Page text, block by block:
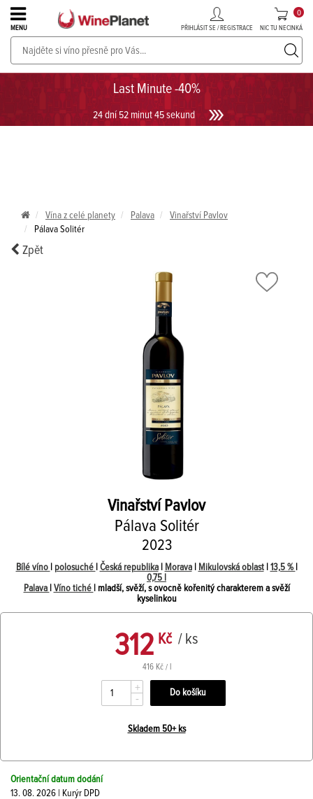
Last Minute -40%
24 dní 52 minut 45 sekund
MENU PŘIHLÁSIT SE / REGISTRACE NIC TU NECINKÁ
0
PROSECCO v akci až do -30%!UKÁZAT PROSECCO
Vína z celé planety Palava
Vinařství Pavlov
Pálava Solitér
Zpět
Vinařství Pavlov
Pálava Solitér
2023
Bílé víno polosuché Česká republika| Morava| Mikulovská oblast| 13,5 %
0,75 l
Palava
Víno tiché
| mladší, svěží, s ovocně kořenitý charakterem a svěží
kyselinkou
312 Kč / ks
416 Kč / l
+
-
Skladem 50+ ks
Orientační datum dodání
13. 08. 2026 | Kurýr DPD